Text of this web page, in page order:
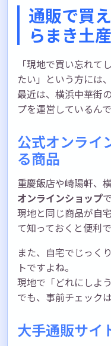
通販で買
らまき土産
「現地で買い忘れて
たい」という方には
最近は、横浜中華街
プを運営しているんで
公式オンライ
る商品
重慶飯店や崎陽軒、
オンラインショップ
現地と同じ商品が自
て知っておくと便利で
また、自宅でじっく
トですよね。
現地で「どれにしよ
でも、事前チェック
大手通販サイ